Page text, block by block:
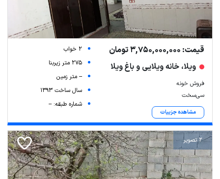
قیمت: 3,750,000,000 تومان
ویلا، خانه ویلایی و باغ ویلا
فروش خونه
سی‌سخت
مشاهده جزییات
2 خواب
275 متر زیربنا
-- متر زمین
سال ساخت 1393
شماره طبقه: --
2 تصویر